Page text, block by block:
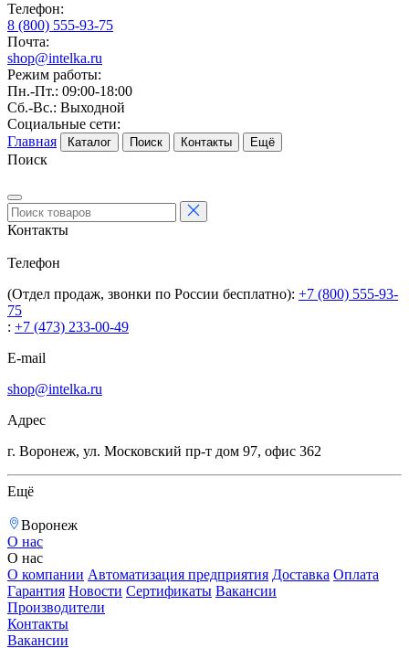
Телефон:
8 (800) 555-93-75
Почта:
shop@intelka.ru
Режим работы:
Пн.-Пт.: 09:00-18:00
Сб.-Вс.: Выходной
Социальные сети:
Главная
Каталог Поиск Контакты Ещё
Поиск
Контакты
Телефон
(Отдел продаж, звонки по России бесплатно): +7 (800) 555-93-
75
: +7 (473) 233-00-49
E-mail
shop@intelka.ru
Адрес
г. Воронеж, ул. Московский пр-т дом 97, офис 362
Ещё
Воронеж
О нас
О нас
О компании Автоматизация предприятия Доставка Оплата
Гарантия Новости Сертификаты Вакансии
Производители
Контакты
Вакансии